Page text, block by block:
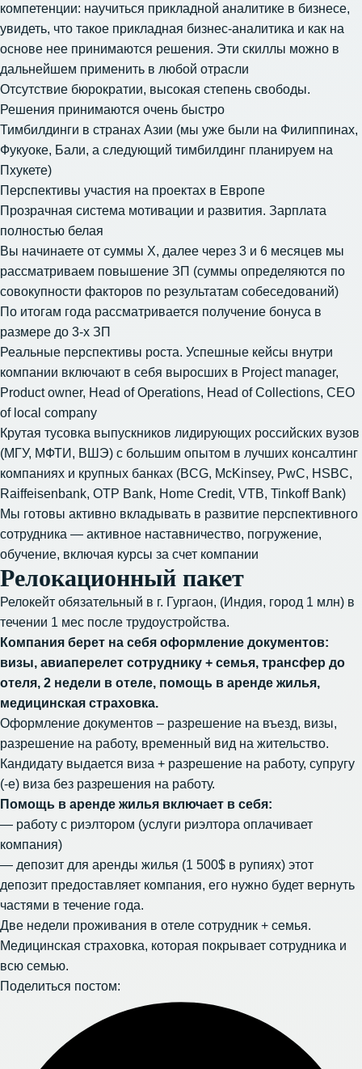
компетенции: научиться прикладной аналитике в бизнесе,
увидеть, что такое прикладная бизнес-аналитика и как на
основе нее принимаются решения. Эти скиллы можно в
дальнейшем применить в любой отрасли
Отсутствие бюрократии, высокая степень свободы.
Решения принимаются очень быстро
Тимбилдинги в странах Азии (мы уже были на Филиппинах,
Фукуоке, Бали, а следующий тимбилдинг планируем на
Пхукете)
Перспективы участия на проектах в Европе
Прозрачная система мотивации и развития. Зарплата
полностью белая
Вы начинаете от суммы Х, далее через 3 и 6 месяцев мы
рассматриваем повышение ЗП (суммы определяются по
совокупности факторов по результатам собеседований)
По итогам года рассматривается получение бонуса в
размере до 3-х ЗП
Реальные перспективы роста. Успешные кейсы внутри
компании включают в себя выросших в Project manager,
Product owner, Head of Operations, Head of Collections, CEO
of local company
Крутая тусовка выпускников лидирующих российских вузов
(МГУ, МФТИ, ВШЭ) с большим опытом в лучших консалтинг
компаниях и крупных банках (BCG, McKinsey, PwC, HSBC,
Raiffeisenbank, OTP Bank, Home Credit, VTB, Tinkoff Bank)
Мы готовы активно вкладывать в развитие перспективного
сотрудника — активное наставничество, погружение,
обучение, включая курсы за счет компании
Релокационный пакет
Релокейт обязательный в г. Гургаон, (Индия, город 1 млн) в
течении 1 мес после трудоустройства.
Компания берет на себя оформление документов:
визы, авиаперелет сотруднику + семья, трансфер до
отеля, 2 недели в отеле, помощь в аренде жилья,
медицинская страховка.
Оформление документов – разрешение на въезд, визы,
разрешение на работу, временный вид на жительство.
Кандидату выдается виза + разрешение на работу, супругу
(-е) виза без разрешения на работу.
Помощь в аренде жилья включает в себя:
— работу с риэлтором (услуги риэлтора оплачивает
компания)
— депозит для аренды жилья (1 500$ в рупиях) этот
депозит предоставляет компания, его нужно будет вернуть
частями в течение года.
Две недели проживания в отеле сотрудник + семья.
Медицинская страховка, которая покрывает сотрудника и
всю семью.
Поделиться постом: